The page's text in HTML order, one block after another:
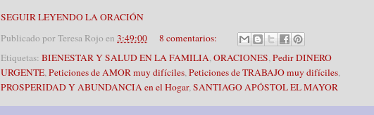
SEGUIR LEYENDO LA ORACIÓN
Publicado porTeresa Rojo en 3:49:00
8 comentarios:
Etiquetas: BIENESTAR Y SALUD EN LA FAMILIA,ORACIONES,Pedir DINERO
URGENTE,Peticiones de AMOR muy difíciles,Peticiones de TRABAJO muy difíciles,
PROSPERIDAD Y ABUNDANCIA en el Hogar,SANTIAGO APÓSTOL EL MAYOR